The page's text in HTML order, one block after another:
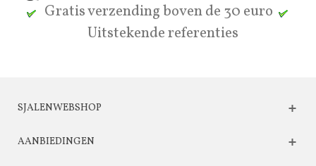
Gratis verzending boven de 30 euro
Uitstekende referenties
SJALENWEBSHOP
AANBIEDINGEN